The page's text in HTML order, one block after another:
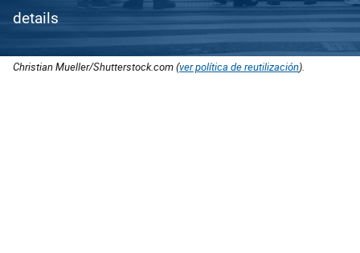
details
Christian Mueller/Shutterstock.com (ver política de reutilización).